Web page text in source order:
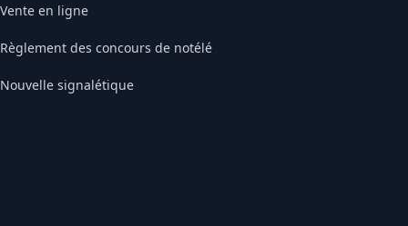
Vente en ligne
Règlement des concours de notélé
Nouvelle signalétique